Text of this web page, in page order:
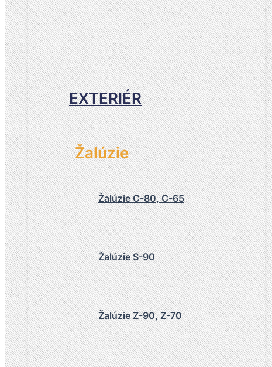
EXTERIÉR
Žalúzie
Žalúzie C-80, C-65
Žalúzie S-90
Žalúzie Z-90, Z-70